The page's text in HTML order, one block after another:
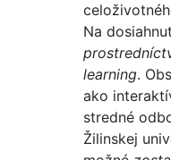
Na
learning.
ako
stredné
Žilinskej